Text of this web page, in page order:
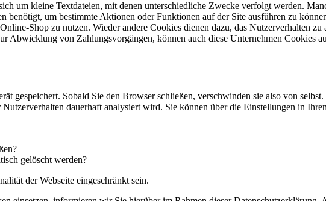
um kleine Textdateien, mit denen unterschiedliche Zwecke verfolgt werden.
um bestimmte Aktionen oder Funktionen auf der Site ausführen zu
Shop zu nutzen. Wieder andere Cookies dienen dazu, das Nutzerverhalten
Abwicklung von Zahlungsvorgängen, können auch diese Unternehmen Cookies
gespeichert. Sobald Sie den Browser schließen, verschwinden sie also von
dauerhaft analysiert wird. Sie können über die Einstellungen in
gelöscht werden?
der Webseite eingeschränkt sein.